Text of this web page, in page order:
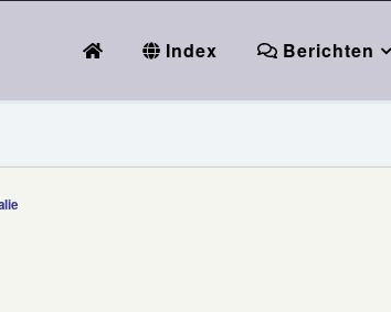
Index Berichten